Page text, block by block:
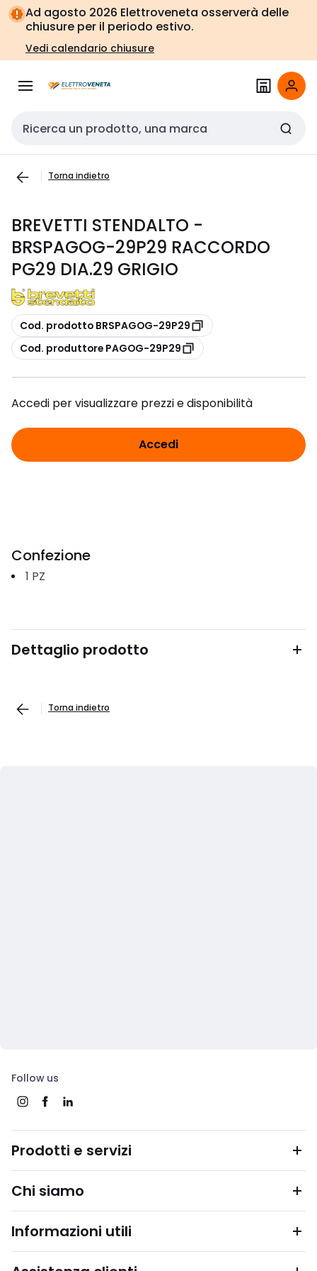
Vai alla
navigazione
Vai
alla
pagina
Ad agosto 2026 Elettroveneta osserverà delle
chiusure per il periodo estivo.
Vedi calendario chiusure
Cerca input
Torna indietro
BREVETTI STENDALTO -
BRSPAGOG-29P29 RACCORDO
PG29 DIA.29 GRIGIO
copia
Cod. prodotto BRSPAGOG-29P29
copia
Cod. produttore PAGOG-29P29
Accedi per visualizzare prezzi e disponibilità
Accedi
Confezione
1 PZ
Dettaglio prodotto
Torna indietro
Follow us
Prodotti e servizi
Chi siamo
Informazioni utili